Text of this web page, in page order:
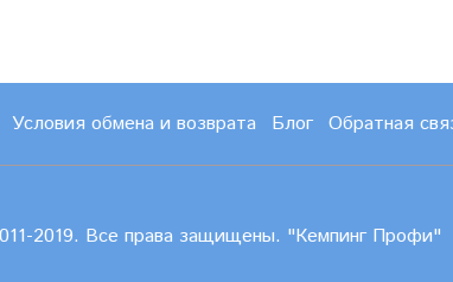
Условия обмена и возврата Блог Обратная
2019. Все права защищены. "Кемпинг Профи"